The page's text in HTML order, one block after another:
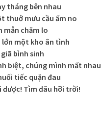
tháng bên nhau
thuở mưu cầu ấm no
mẫn chăm lo
lớn một kho ân tình
bình sinh
biệt, chúng mình mất nhau
tiếc quặn đau
được! Tìm đâu hỡi trời!